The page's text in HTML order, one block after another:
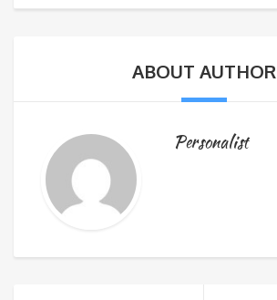
ABOUT AUTHOR
Personalist